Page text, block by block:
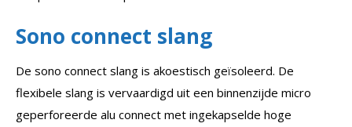
Sono connect slang
De sono connect slang is akoestisch geïsoleerd. De
flexibele slang is vervaardigd uit een binnenzijde micro
geperforeerde alu connect met ingekapselde hoge